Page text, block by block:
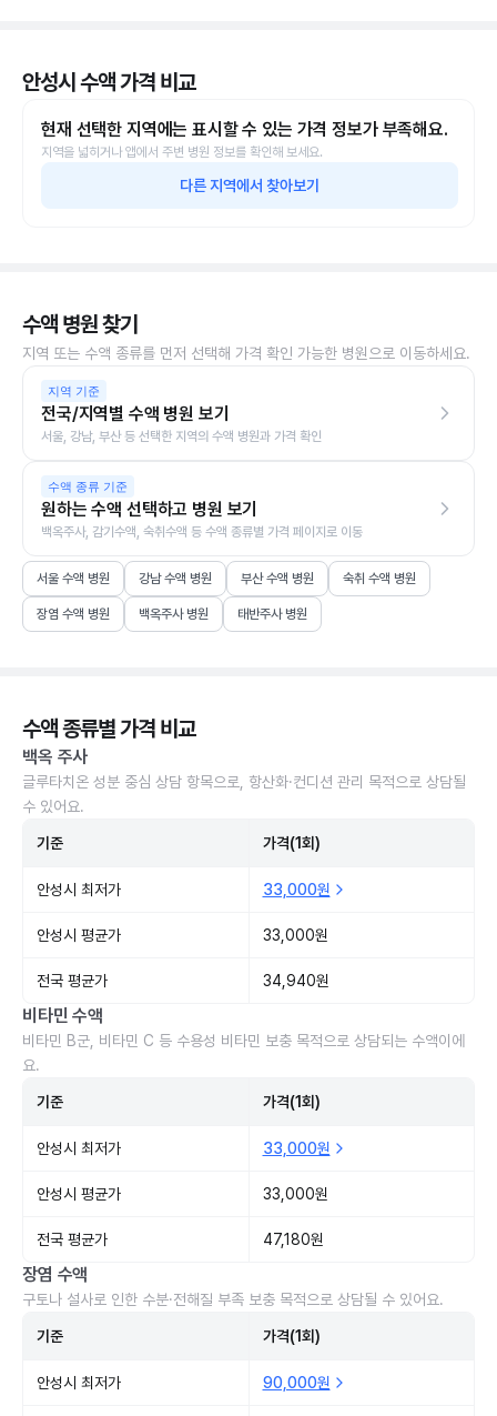
안성시 수액 가격 비교
현재 선택한 지역에는 표시할 수 있는 가격 정보가 부족해요.
지역을 넓히거나 앱에서 주변 병원 정보를 확인해 보세요.
다른 지역에서 찾아보기
수액 병원 찾기
지역 또는 수액 종류를 먼저 선택해 가격 확인 가능한 병원으로 이동하세요.
지역 기준
전국/지역별 수액 병원 보기
서울, 강남, 부산 등 선택한 지역의 수액 병원과 가격 확인
수액 종류 기준
원하는 수액 선택하고 병원 보기
백옥주사, 감기수액, 숙취수액 등 수액 종류별 가격 페이지로 이동
서울 수액 병원 강남 수액 병원 부산 수액 병원 숙취 수액 병원
장염 수액 병원 백옥주사 병원 태반주사 병원
수액 종류별 가격 비교
백옥 주사
글루타치온 성분 중심 상담 항목으로, 항산화·컨디션 관리 목적으로 상담될
수 있어요.
기준 가격(1회)
안성시 최저가 33,000원
안성시 평균가 33,000원
전국 평균가 34,940원
비타민 수액
비타민 B군, 비타민 C 등 수용성 비타민 보충 목적으로 상담되는 수액이에
요.
기준 가격(1회)
안성시 최저가 33,000원
안성시 평균가 33,000원
전국 평균가 47,180원
장염 수액
구토나 설사로 인한 수분·전해질 부족 보충 목적으로 상담될 수 있어요.
기준 가격(1회)
안성시 최저가 90,000원